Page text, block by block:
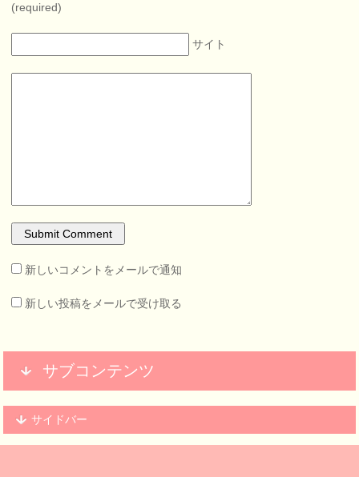
(required)
サイト
新しいコメントをメールで通知
新しい投稿をメールで受け取る
サブコンテンツ
サイドバー